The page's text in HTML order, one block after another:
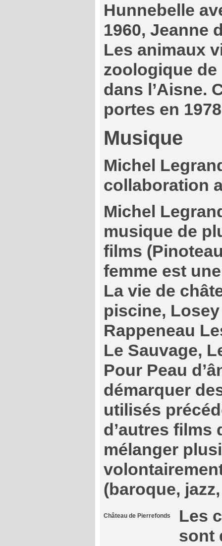
Hunnebelle
1960, Jeanne
Les animaux
zoologique
dans l’Aisne.
portes en
Musique
Michel
collaboration
Michel
musique de
films
femme est
La vie de
piscine,
Rappeneau
Le Sauvage,
Pour Peau
démarquer
utilisés
d’autres films
mélanger
(baroque,
Château de Pierrefonds
Les
sont